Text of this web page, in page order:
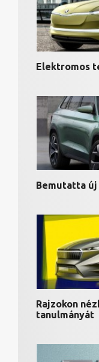
Elektromos
Bemutatta
Rajzokon
tanulmányát